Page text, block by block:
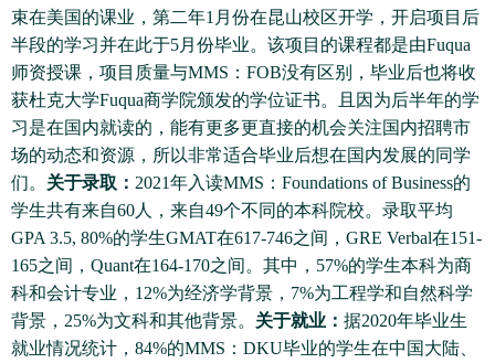
束在美国的课业，第二年1月份在昆山校区开学，开启项目后
半段的学习并在此于5月份毕业。该项目的课程都是由Fuqua
师资授课，项目质量与MMS：FOB没有区别，毕业后也将收
获杜克大学Fuqua商学院颁发的学位证书。且因为后半年的学
习是在国内就读的，能有更多更直接的机会关注国内招聘市
场的动态和资源，所以非常适合毕业后想在国内发展的同学
们。 关于录取： 2021年入读MMS：Foundations of Business的
学生共有来自60人，来自49个不同的本科院校。录取平均
GPA 3.5, 80%的学生GMAT在617-746之间，GRE Verbal在151-
165之间，Quant在164-170之间。其中，57%的学生本科为商
科和会计专业，12%为经济学背景，7%为工程学和自然科学
背景，25%为文科和其他背景。 关于就业： 据2020年毕业生
就业情况统计，84%的MMS：DKU毕业的学生在中国大陆、